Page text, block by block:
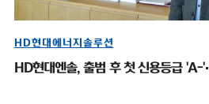
HD현대에너지솔루션
HD현대엔솔, 출범 후 첫 신용등급